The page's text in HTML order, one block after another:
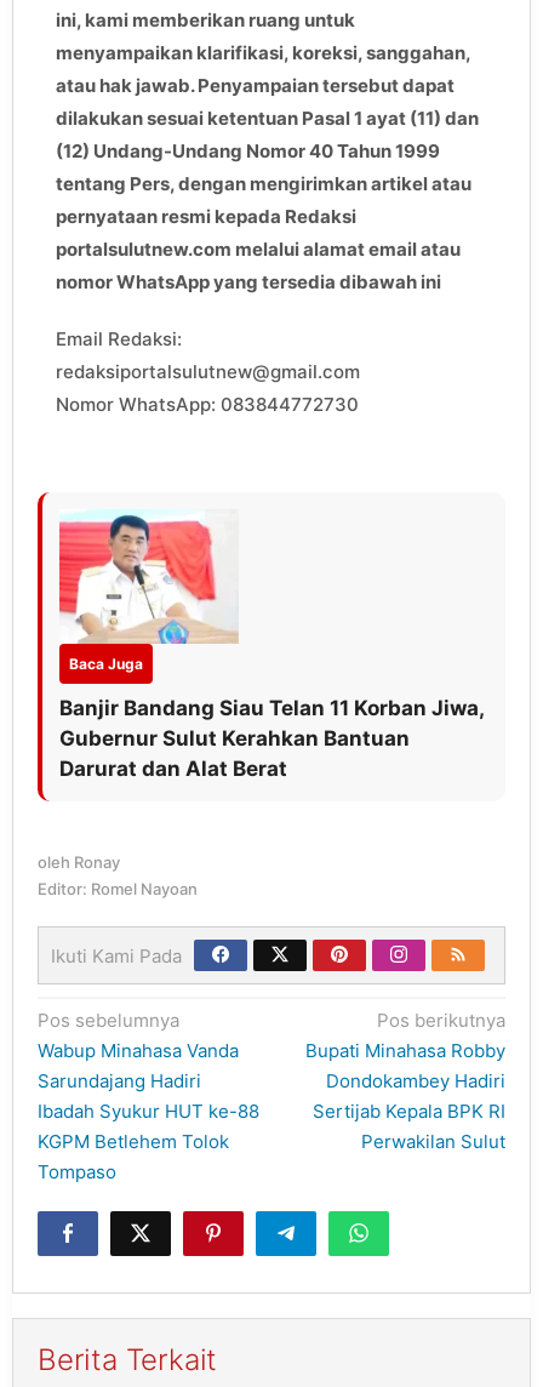
ini, kami memberikan ruang untuk
menyampaikan klarifikasi, koreksi, sanggahan,
atau hak jawab. Penyampaian tersebut dapat
dilakukan sesuai ketentuan Pasal 1 ayat (11) dan
(12) Undang-Undang Nomor 40 Tahun 1999
tentang Pers, dengan mengirimkan artikel atau
pernyataan resmi kepada Redaksi
portalsulutnew.com melalui alamat email atau
nomor WhatsApp yang tersedia dibawah ini
Email Redaksi:
redaksiportalsulutnew@gmail.com
Nomor WhatsApp: 083844772730
Baca Juga
Banjir Bandang Siau Telan 11 Korban Jiwa,
Gubernur Sulut Kerahkan Bantuan
Darurat dan Alat Berat
oleh Ronay
Editor: Romel Nayoan
Ikuti Kami Pada
Navigasi
pos
Pos sebelumnya
Wabup Minahasa Vanda
Sarundajang Hadiri
Ibadah Syukur HUT ke-88
KGPM Betlehem Tolok
Tompaso
Pos berikutnya
Bupati Minahasa Robby
Dondokambey Hadiri
Sertijab Kepala BPK RI
Perwakilan Sulut
Berita Terkait